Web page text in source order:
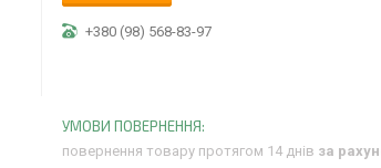
+380 (98) 568-83-97
повернення товару протягом 14 днів за